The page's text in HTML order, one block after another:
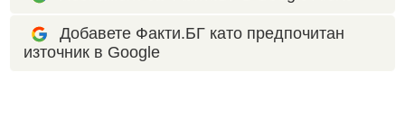
Добавете Факти.БГ като предпочитан
източник в Google